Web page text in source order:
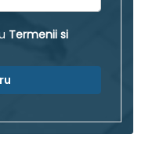
Termenii si